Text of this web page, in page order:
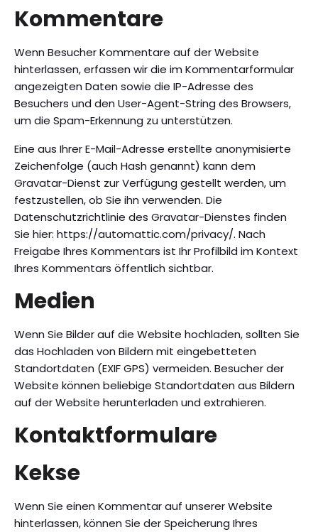
Kommentare
Wenn Besucher Kommentare auf der Website
hinterlassen, erfassen wir die im Kommentarformular
angezeigten Daten sowie die IP-Adresse des
Besuchers und den User-Agent-String des Browsers,
um die Spam-Erkennung zu unterstützen.
Eine aus Ihrer E-Mail-Adresse erstellte anonymisierte
Zeichenfolge (auch Hash genannt) kann dem
Gravatar-Dienst zur Verfügung gestellt werden, um
festzustellen, ob Sie ihn verwenden. Die
Datenschutzrichtlinie des Gravatar-Dienstes finden
Sie hier: https://automattic.com/privacy/. Nach
Freigabe Ihres Kommentars ist Ihr Profilbild im Kontext
Ihres Kommentars öffentlich sichtbar.
Medien
Wenn Sie Bilder auf die Website hochladen, sollten Sie
das Hochladen von Bildern mit eingebetteten
Standortdaten (EXIF GPS) vermeiden. Besucher der
Website können beliebige Standortdaten aus Bildern
auf der Website herunterladen und extrahieren.
Kontaktformulare
Kekse
Wenn Sie einen Kommentar auf unserer Website
hinterlassen, können Sie der Speicherung Ihres